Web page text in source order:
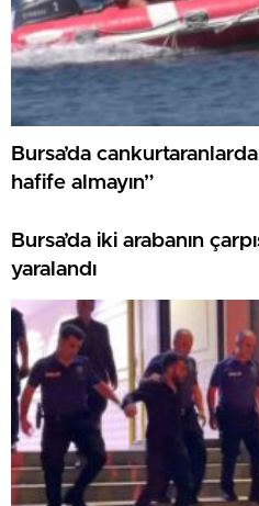
Bursa’da
hafife almayın”
Bursa’da iki arabanın
yaralandı